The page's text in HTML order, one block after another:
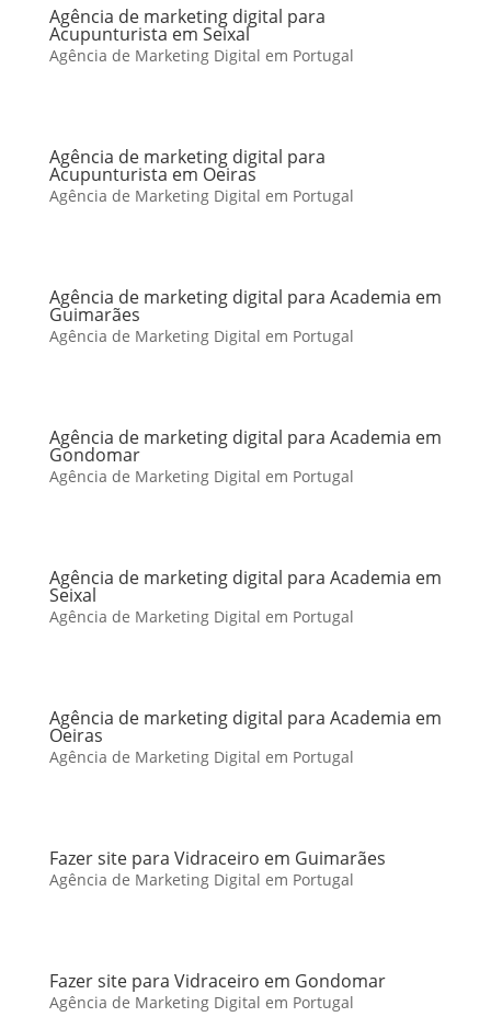
Agência de marketing digital para
Acupunturista em Seixal
Agência de Marketing Digital em Portugal
Agência de marketing digital para
Acupunturista em Oeiras
Agência de Marketing Digital em Portugal
Agência de marketing digital para Academia em
Guimarães
Agência de Marketing Digital em Portugal
Agência de marketing digital para Academia em
Gondomar
Agência de Marketing Digital em Portugal
Agência de marketing digital para Academia em
Seixal
Agência de Marketing Digital em Portugal
Agência de marketing digital para Academia em
Oeiras
Agência de Marketing Digital em Portugal
Fazer site para Vidraceiro em Guimarães
Agência de Marketing Digital em Portugal
Fazer site para Vidraceiro em Gondomar
Agência de Marketing Digital em Portugal